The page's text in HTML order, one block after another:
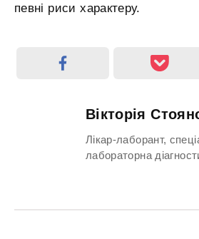
певні риси характеру.
Вікторія
Лікар-лаборант,
лабораторна